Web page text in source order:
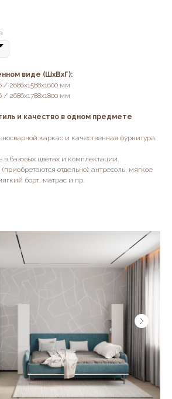
виде (ШхВхГ):
/ 2686х1588х1600 мм
/ 2686х1788х1800 мм
и качество в одном предмете
каркас и качественная фурнитура.
в базовых цветах и комплектации.
отдельно): антресоль, мягкое
борт, матрас и пр.